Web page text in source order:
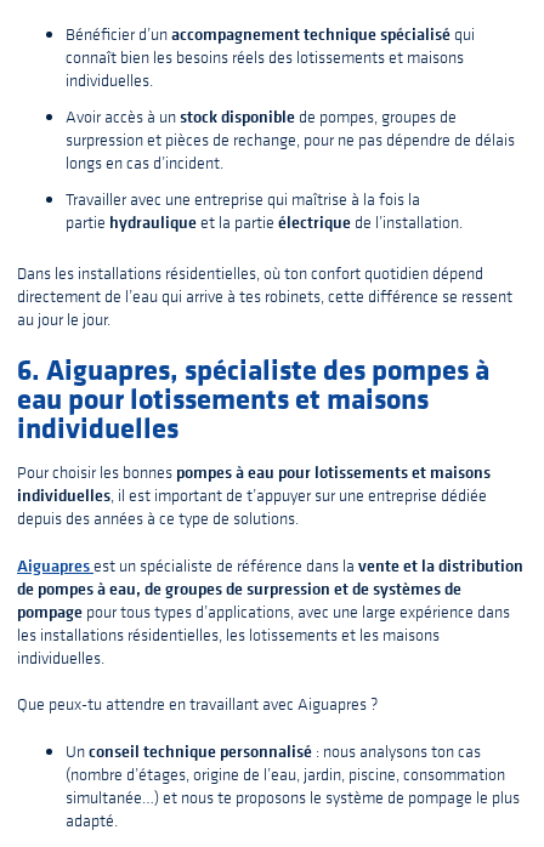
Bénéficier d’unaccompagnement technique spécialiséqui
connaît bien les besoins réels des lotissements et maisons
individuelles.
Avoir accès à unstock disponible de pompes, groupes de
surpression et pièces de rechange, pour ne pas dépendre de délais
longs en cas d’incident.
Travailler avec une entreprise qui maîtrise à la fois la
partie hydrauliqueet la partie électrique de l’installation.
Dans les installations résidentielles, où ton confort quotidien dépend
directement de l’eau qui arrive à tes robinets, cette différence se ressent
au jour le jour.
6. Aiguapres, spécialiste des pompes à
eau pour lotissements et maisons
individuelles
Pour choisir les bonnes pompes à eau pour lotissements et maisons
individuelles, il est important de t’appuyer sur une entreprise dédiée
depuis des années à ce type de solutions.
Aiguapresest un spécialiste de référence dans la vente et la distribution
de pompes à eau, de groupes de surpression et de systèmes de
pompage pour tous types d’applications, avec une large expérience dans
les installations résidentielles, les lotissements et les maisons
individuelles.
Que peux-tu attendre en travaillant avec Aiguapres ?
Unconseil technique personnalisé : nous analysons ton cas
(nombre d’étages, origine de l’eau, jardin, piscine, consommation
simultanée…) et nous te proposons le système de pompage le plus
adapté.